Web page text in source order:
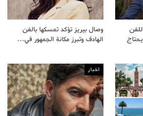
وصال بيريز تؤكد تمسكها بالفن
الهادف وتبرز مكانة الجمهور في…
اخبار